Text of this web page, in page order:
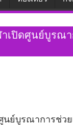
เปิดศูนย์บูรณ
ย์บูรณาการช่ว